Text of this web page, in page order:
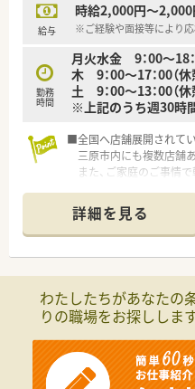
給与
時給2,000円～2,000
※ご経験や面接等により
勤務
時間
月火水金 9：00～18：
木 9：00～17：00（休
土 9：00～13：00（休
※上記のうち週30時
■全国へ店舗展開されて
三原市内にも複数店舗
また、ご家庭のご事情
■充実の研修制度
社内研修でも研修認定薬
にも、
実務指導者研修、管理薬
接遇研修、病院研修、ラ
ります。
■大手ならではの福利厚
株式給付制度、従業員持
まで）、
詳細を見る
わたしたちがあなたの
りの職場をお探しします